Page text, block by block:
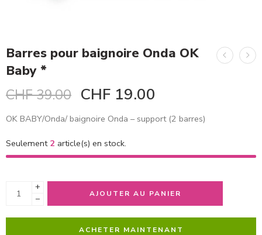
Barres pour baignoire Onda OK
Baby *
CHF39.00 CHF 19.00
OK BABY/Onda/ baignoire Onda – support (2 barres)
Seulement 2 article(s) en stock.
+
−
AJOUTER AU PANIER
ACHETER MAINTENANT